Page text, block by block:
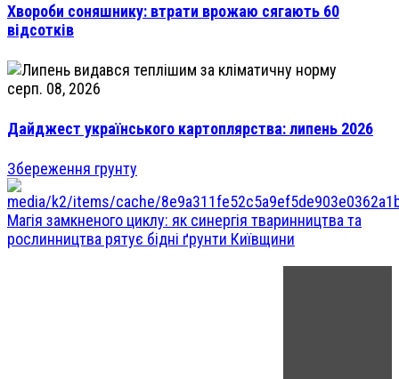
Хвороби соняшнику: втрати врожаю сягають 60
відсотків
серп. 08, 2026
Дайджест українського картоплярства: липень 2026
Збереження грунту
Магія замкненого циклу: як синергія тваринництва та
рослинництва рятує бідні ґрунти Київщини